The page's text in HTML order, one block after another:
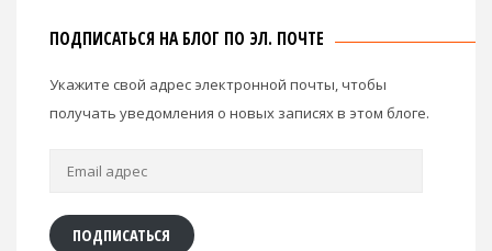
ПОДПИСАТЬСЯ НА БЛОГ ПО ЭЛ. ПОЧТЕ
Укажите свой адрес электронной почты, чтобы
получать уведомления о новых записях в этом блоге.
ПОДПИСАТЬСЯ